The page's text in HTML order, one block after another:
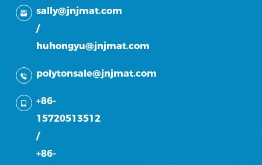
sally@jnjmat.com
/
huhongyu@jnjmat.com
polytonsale@jnjmat.com
+86-
15720513512
/
+86-